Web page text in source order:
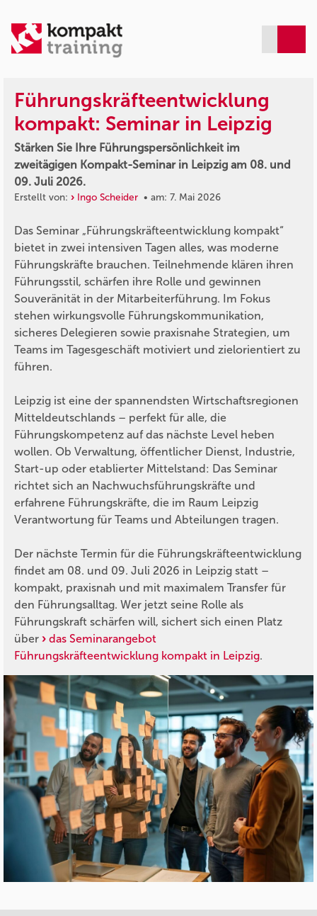
Führungskräfteentwicklung
kompakt: Seminar in Leipzig
Stärken Sie Ihre Führungspersönlichkeit im
zweitägigen Kompakt-Seminar in Leipzig am 08. und
09. Juli 2026.
Erstellt von: Ingo Scheider • am: 7. Mai 2026
Das Seminar „Führungskräfteentwicklung kompakt“
bietet in zwei intensiven Tagen alles, was moderne
Führungskräfte brauchen. Teilnehmende klären ihren
Führungsstil, schärfen ihre Rolle und gewinnen
Souveränität in der Mitarbeiterführung. Im Fokus
stehen wirkungsvolle Führungskommunikation,
sicheres Delegieren sowie praxisnahe Strategien, um
Teams im Tagesgeschäft motiviert und zielorientiert zu
führen.
Leipzig ist eine der spannendsten Wirtschaftsregionen
Mitteldeutschlands – perfekt für alle, die
Führungskompetenz auf das nächste Level heben
wollen. Ob Verwaltung, öffentlicher Dienst, Industrie,
Start-up oder etablierter Mittelstand: Das Seminar
richtet sich an Nachwuchsführungskräfte und
erfahrene Führungskräfte, die im Raum Leipzig
Verantwortung für Teams und Abteilungen tragen.
Der nächste Termin für die Führungskräfteentwicklung
findet am 08. und 09. Juli 2026 in Leipzig statt –
kompakt, praxisnah und mit maximalem Transfer für
den Führungsalltag. Wer jetzt seine Rolle als
Führungskraft schärfen will, sichert sich einen Platz
über
das Seminarangebot
Führungskräfteentwicklung kompakt in Leipzig.